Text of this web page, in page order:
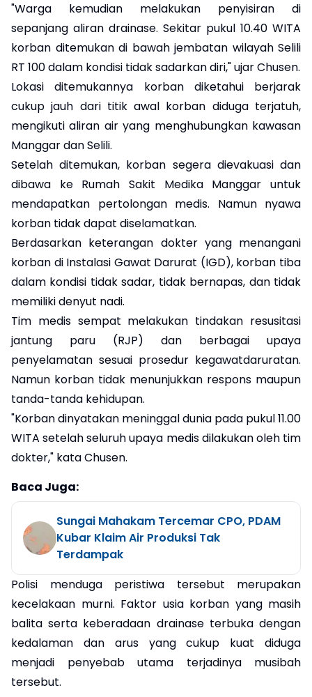
"Warga kemudian melakukan penyisiran di
sepanjang aliran drainase. Sekitar pukul 10.40 WITA
korban ditemukan di bawah jembatan wilayah Selili
RT 100 dalam kondisi tidak sadarkan diri," ujar Chusen.
Lokasi ditemukannya korban diketahui berjarak
cukup jauh dari titik awal korban diduga terjatuh,
mengikuti aliran air yang menghubungkan kawasan
Manggar dan Selili.
Setelah ditemukan, korban segera dievakuasi dan
dibawa ke Rumah Sakit Medika Manggar untuk
mendapatkan pertolongan medis. Namun nyawa
korban tidak dapat diselamatkan.
Berdasarkan keterangan dokter yang menangani
korban di Instalasi Gawat Darurat (IGD), korban tiba
dalam kondisi tidak sadar, tidak bernapas, dan tidak
memiliki denyut nadi.
Tim medis sempat melakukan tindakan resusitasi
jantung paru (RJP) dan berbagai upaya
penyelamatan sesuai prosedur kegawatdaruratan.
Namun korban tidak menunjukkan respons maupun
tanda-tanda kehidupan.
"Korban dinyatakan meninggal dunia pada pukul 11.00
WITA setelah seluruh upaya medis dilakukan oleh tim
dokter," kata Chusen.
Baca Juga:
Sungai Mahakam Tercemar CPO, PDAM
Kubar Klaim Air Produksi Tak
Terdampak
Polisi menduga peristiwa tersebut merupakan
kecelakaan murni. Faktor usia korban yang masih
balita serta keberadaan drainase terbuka dengan
kedalaman dan arus yang cukup kuat diduga
menjadi penyebab utama terjadinya musibah
tersebut.